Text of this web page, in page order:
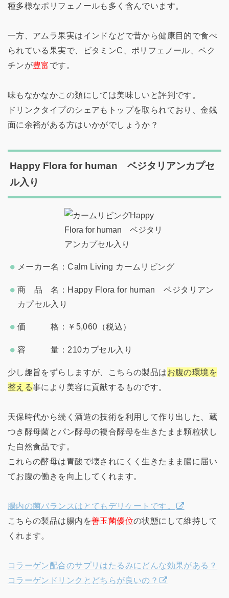
種多様なポリフェノールも多く含んでいます。
一方、アムラ果実はインドなどで昔から健康目的で食べ
られている果実で、ビタミンC、ポリフェノール、ペク
チンが豊富 です。
味もなかなかこの類にしては美味しいと評判です。
ドリンクタイプのシェアもトップを取られており、金銭
面に余裕がある方はいかがでしょうか？
Happy Flora for human ベジタリアンカプセ
ル入り
メーカー名：Calm Living カームリビング
商 品 名：Happy Flora for human ベジタリアン
カプセル入り
価 格：￥5,060（税込）
容 量：210カプセル入り
少し趣旨をずらしますが、こちらの製品はお腹の環境を
整える事により美容に貢献するものです。
天保時代から続く酒造の技術を利用して作り出した、蔵
つき酵母菌とパン酵母の複合酵母を生きたまま顆粒状し
た自然食品です。
これらの酵母は胃酸で壊されにくく生きたまま腸に届い
てお腹の働きを向上してくれます。
腸内の菌バランスはとてもデリケートです。
こちらの製品は腸内を善玉菌優位の状態にして維持して
くれます。
コラーゲン配合のサプリはたるみにどんな効果がある？
コラーゲンドリンクとどちらが良いの？